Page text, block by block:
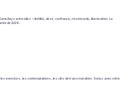
Keys entre elles — fertilité, désir, confiance, miséricorde, illumination. Le
de 222 €.
les exercices, les contemplations, les clés de transmutation. Inclus avec votre